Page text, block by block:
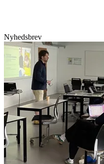
Nyhedsbrev